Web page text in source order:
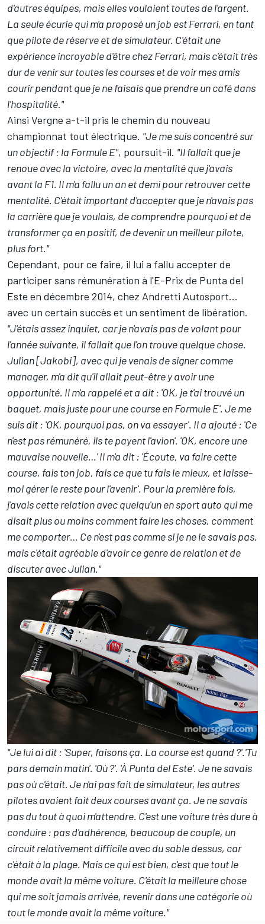
d'autres équipes, mais elles voulaient toutes de l'argent.
La seule écurie qui m'a proposé un job est Ferrari, en tant
que pilote de réserve et de simulateur. C'était une
expérience incroyable d'être chez Ferrari, mais c'était très
dur de venir sur toutes les courses et de voir mes amis
courir pendant que je ne faisais que prendre un café dans
l'hospitalité."
Ainsi Vergne a-t-il pris le chemin du nouveau
championnat tout électrique. "Je me suis concentré sur
un objectif : la Formule E", poursuit-il. "Il fallait que je
renoue avec la victoire, avecla mentalité que j'avais
avant la F1. Il m'a fallu un an et demi pour retrouver cette
mentalité. C'était important d'accepter que je n'avais pas
la carrière que je voulais, de comprendre pourquoi et de
transformer ça en positif, de devenir un meilleur pilote,
plus fort."
Cependant, pour ce faire, il lui a fallu accepter de
participer sans rémunération à l'E-Prix de Punta del
Este en décembre 2014, chez Andretti Autosport…
avec un certain succès et un sentiment de libération.
"J'étais assez inquiet, car je n'avais pas de volant pour
l'année suivante, il fallait que l'on trouve quelque chose.
Julian [Jakobi], avec qui je venais de signer comme
manager, m'a dit qu'il allait peut-être y avoir une
opportunité. Il m'a rappelé et a dit : 'OK, je t'ai trouvé un
baquet, mais juste pour une course en Formule E'. Je me
suis dit : 'OK, pourquoi pas, on va essayer'. Il a ajouté : 'Ce
n'est pas rémunéré, ils te payent l'avion'. 'OK, encore une
mauvaise nouvelle…' Il m'a dit : 'Écoute, va faire cette
course, fais ton job, fais ce que tu fais le mieux, et laisse-
moi gérer le reste pour l'avenir'. Pour la première fois,
j'avais cette relation avec quelqu'un en sport auto qui me
disait plus ou moins comment faire les choses, comment
me comporter… Ce n'est pas comme si je ne le savais pas,
mais c'était agréable d'avoir ce genre de relation et de
discuter avec Julian."
"Je lui ai dit : 'Super, faisons ça. La course est quand ?'.'Tu
pars demain matin'. 'Où ?'. ' À Punta del Este'. Je ne savais
pas où c'était. Je n'ai pas fait de simulateur, les autres
pilotes avaient fait deux courses avant ça. Je ne savais
pas du tout à quoi m'attendre. C'est une voiture très dure à
conduire : pas d'adhérence, beaucoup de couple, un
circuit relativement difficile avec du sable dessus, car
c'était à la plage. Mais ce qui est bien, c'est que tout le
monde avait la même voiture. C'était la meilleure chose
qui me soit jamais arrivée, revenir dans une catégorie où
tout le monde avait la même voiture."